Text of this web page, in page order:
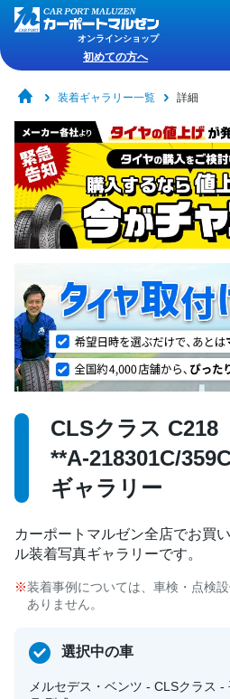
オンラインショップ
初めての方へ
装着ギャラリー一覧 詳細
CLSクラス C218
**A-218301C/
ギャラリー
カーポートマルゼン全店でお買
ル装着写真ギャラリーです。
装着事例については、車検・点検
ありません。
選択中の車
メルセデス・ベンツ - CLSクラス